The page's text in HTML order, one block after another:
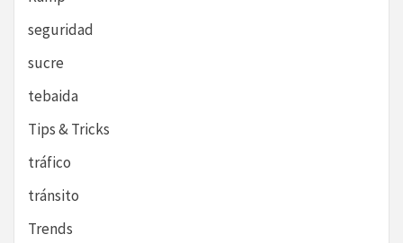
seguridad
sucre
tebaida
Tips & Tricks
tráfico
tránsito
Trends